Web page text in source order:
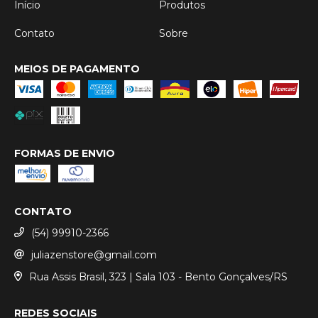
Início Produtos
Contato Sobre
MEIOS DE PAGAMENTO
FORMAS DE ENVIO
CONTATO
(54) 99910-2366
juliazenstore@gmail.com
Rua Assis Brasil, 323 | Sala 103 - Bento Gonçalves/RS
REDES SOCIAIS